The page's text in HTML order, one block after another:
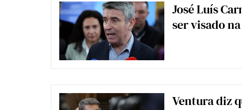
José Luís
ser visado
Ventura diz